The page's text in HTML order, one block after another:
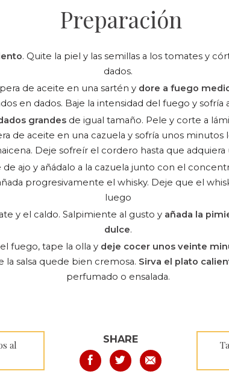
Preparación
. Quite la piel y las semillas a los tomates y
dados.
de aceite en una sartén y dore a fuego
en dados. Baje la intensidad del fuego y sofría
grandesde igual tamaño. Pele y corte a
de aceite en una cazuela y sofría unos minutos
Deje sofreír el cordero hasta que
ajo y añádalo a la cazuela junto con el
progresivamente el whisky. Deje que el
luego
y el caldo. Salpimiente al gusto y añada la
dulce.
fuego, tape la olla y deje cocer unos veinte
la salsa quede bien cremosa. Sirva el plato
perfumado o ensalada.
al
SHARE